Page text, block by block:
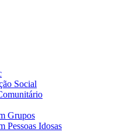
Social
Grupos
Pessoas Idosas